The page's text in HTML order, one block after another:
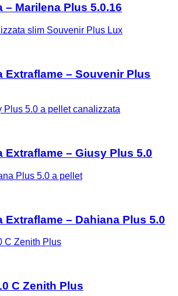
– Marilena Plus 5.0.16
Extraflame – Souvenir Plus
Extraflame – Giusy Plus 5.0
Extraflame – Dahiana Plus 5.0
C Zenith Plus